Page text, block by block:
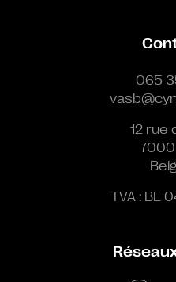
065
12 rue
7000
TVA : BE